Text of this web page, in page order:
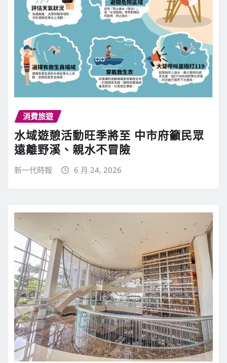
消費旅遊
水域遊憩活動旺季將至 中市府籲民眾
遠離野溪、親水不冒險
新一代時報 6 月 24, 2026